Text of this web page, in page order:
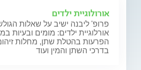
אורולוגיית ילדים
פרופ' ליבנה ישיב על שאלות
אורלוגיית ילדים: מומים ובעיות
הפרעות בהטלת שתן, מחלות
בדרכי השתן והמין ועוד